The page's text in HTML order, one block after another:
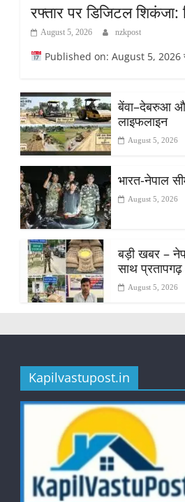
रफ्तार पर डिजिटल शिकंजा:
August 5, 2026 nzkpost
Published on: August 5, 2026
​बेंवा–देबरुआ और
लाइफलाइन
August 5, 2026
भारत-नेपाल
August 5, 2026
बड़ी खबर –
साथ
August 5, 2026
Kapilvastupost.in